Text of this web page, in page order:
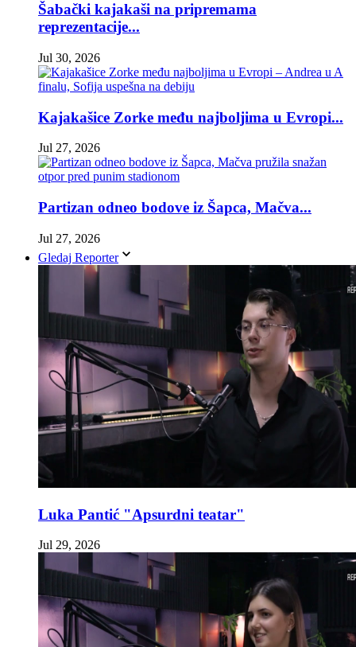
Šabački kajakaši na pripremama
reprezentacije...
Jul 30, 2026
Kajakašice Zorke među najboljima u Evropi...
Jul 27, 2026
Partizan odneo bodove iz Šapca, Mačva...
Jul 27, 2026
Gledaj Reporter
Luka Pantić "Apsurdni teatar"
Jul 29, 2026